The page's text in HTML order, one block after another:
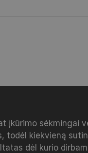
sėkmingai
kiekvieną
dėl kurio